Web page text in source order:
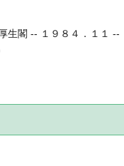
生閣 -- １９８４．１１ --